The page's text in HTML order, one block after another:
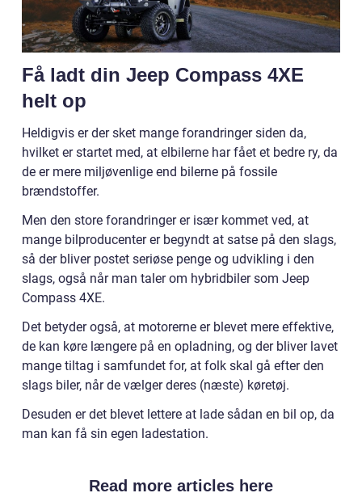
Få ladt din Jeep Compass 4XE
helt op
Heldigvis er der sket mange forandringer siden da,
hvilket er startet med, at elbilerne har fået et bedre ry, da
de er mere miljøvenlige end bilerne på fossile
brændstoffer.
Men den store forandringer er især kommet ved, at
mange bilproducenter er begyndt at satse på den slags,
så der bliver postet seriøse penge og udvikling i den
slags, også når man taler om hybridbiler som Jeep
Compass 4XE.
Det betyder også, at motorerne er blevet mere effektive,
de kan køre længere på en opladning, og der bliver lavet
mange tiltag i samfundet for, at folk skal gå efter den
slags biler, når de vælger deres (næste) køretøj.
Desuden er det blevet lettere at lade sådan en bil op, da
man kan få sin egen ladestation.
Read more articles here